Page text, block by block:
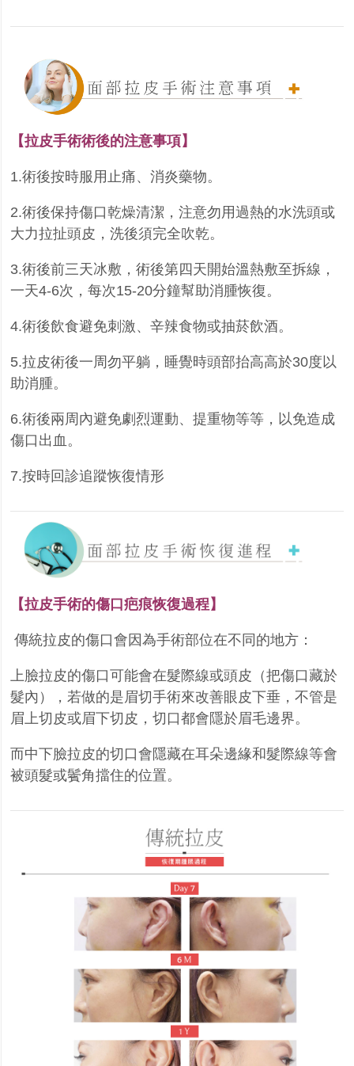
【拉皮手術術後的注意事項】
1.術後按時服用止痛、消炎藥物。
2.術後保持傷口乾燥清潔，注意勿用過熱的水洗頭或
大力拉扯頭皮，洗後須完全吹乾。
3.術後前三天冰敷，術後第四天開始溫熱敷至拆線，
一天4-6次，每次15-20分鐘幫助消腫恢復。
4.術後飲食避免刺激、辛辣食物或抽菸飲酒。
5.拉皮術後一周勿平躺，睡覺時頭部抬高高於30度以
助消腫。
6.術後兩周內避免劇烈運動、提重物等等，以免造成
傷口出血。
7.按時回診追蹤恢復情形
【拉皮手術的傷口疤痕恢復過程】
傳統拉皮的傷口會因為手術部位在不同的地方：
上臉拉皮的傷口可能會在髮際線或頭皮（把傷口藏於
髮內），若做的是眉切手術來改善眼皮下垂，不管是
眉上切皮或眉下切皮，切口都會隱於眉毛邊界。
而中下臉拉皮的切口會隱藏在耳朵邊緣和髮際線等會
被頭髮或鬢角擋住的位置。